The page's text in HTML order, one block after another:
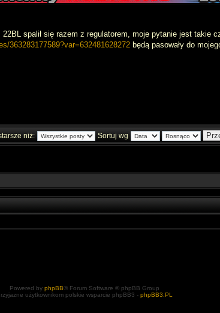
spalił się razem z regulatorem, moje pytanie jest takie
363283177589?var=632481628272 będą pasowały do
niż: Sortuj wg
Powered by phpBB® Forum Software © phpBB Group
użytkownikom polskie wsparcie phpBB3 - phpBB3.PL